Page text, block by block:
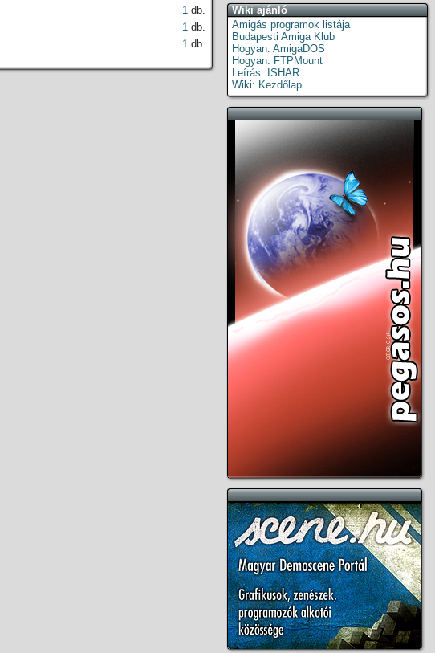
1 db.
1 db.
1 db.
Wiki ajánló
Amigás programok listája
Budapesti Amiga Klub
Hogyan: AmigaDOS
Hogyan: FTPMount
Leírás: ISHAR
Wiki: Kezdőlap